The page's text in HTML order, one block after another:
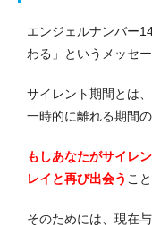
エンジェルナンバー
わる」というメッセ
サイレント期間とは
一時的に離れる期間の
もしあなたがサイレ
レイと再び出会う こ
そのためには、現在